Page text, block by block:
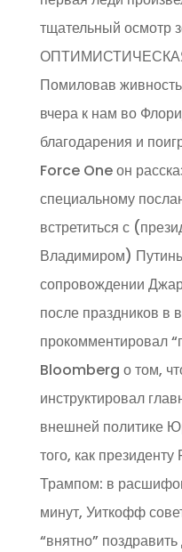
тщательный осмотр
Помиловав
вчера к нам во
благодарения и
Force One он
специальному
встретиться с
Владимиром)
сопровождении
после праздников в
прокомментировал
Bloomberg о том,
инструктировал
внешней политике
того, как
Трампом: в
минут, Уиткофф
“внятно”